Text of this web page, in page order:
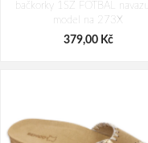
358,00 Kč
bačkorky 1SZ FOTBAL
model na 273X
379,00 Kč